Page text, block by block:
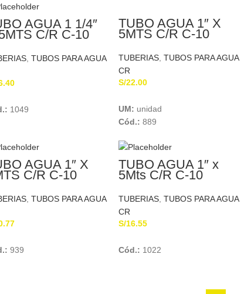
AGUA 1 1/4″
C/R C-10
, TUBOS PARA AGUA
1049
TUBO AGUA 1″ X
5MTS C/R C-10
TUBERIAS ,TUBOS PARA AGUA
CR
S/22.00
UM: unidad
Cód.: 889
AGUA 1″ X
C/R C-10
, TUBOS PARA AGUA
939
TUBO AGUA 1″ x
5Mts C/R C-10
TUBERIAS,TUBOS PARA AGUA
CR
S/16.55
Cód.: 1022